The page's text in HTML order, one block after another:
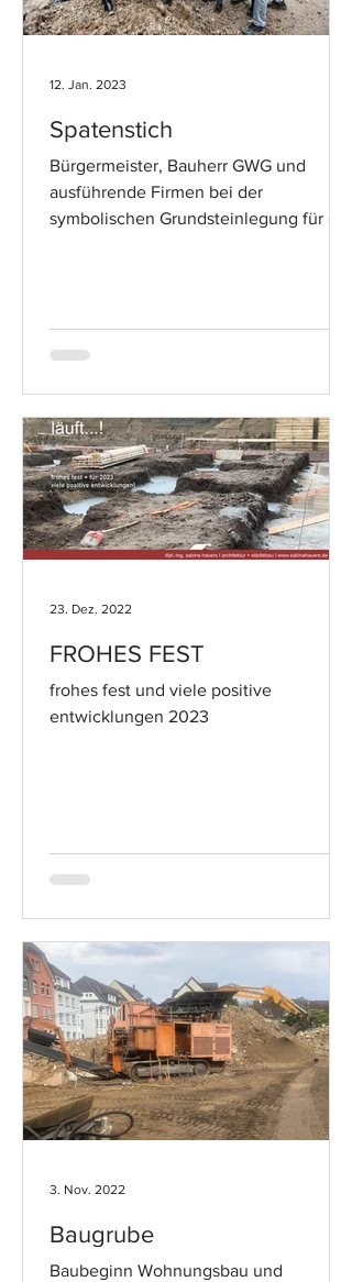
Spatenstich
Bürgermeister, Bauherr GWG und
ausführende Firmen bei der
symbolischen Grundsteinlegung für die
12. Jan. 2023
FROHES FEST
frohes fest und viele positive
entwicklungen 2023
23. Dez. 2022
Baugrube
Baubeginn Wohnungsbau und
3. Nov. 2022